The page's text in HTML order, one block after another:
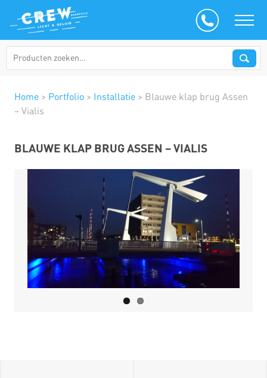
Home > Portfolio > Installatie > Blauwe klap brug Assen
– Vialis
BLAUWE KLAP BRUG ASSEN – VIALIS